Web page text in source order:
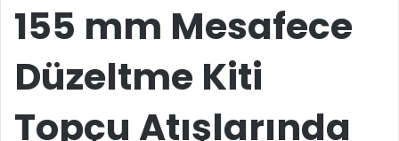
e
k
155 mm Mesafece
Düzeltme Kiti
Topçu Atışlarında